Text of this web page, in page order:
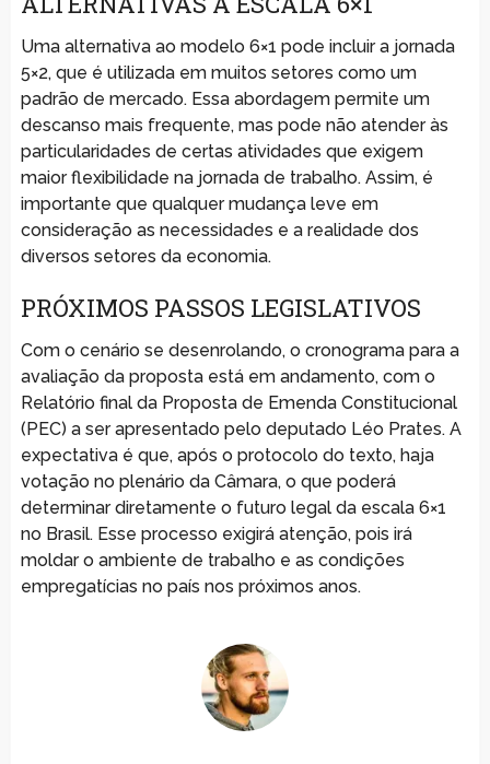
Uma alternativa ao modelo 6×1 pode incluir a jornada
5×2, que é utilizada em muitos setores como um
padrão de mercado. Essa abordagem permite um
descanso mais frequente, mas pode não atender às
particularidades de certas atividades que exigem
maior flexibilidade na jornada de trabalho. Assim, é
importante que qualquer mudança leve em
consideração as necessidades e a realidade dos
diversos setores da economia.
PRÓXIMOS PASSOS LEGISLATIVOS
Com o cenário se desenrolando, o cronograma para a
avaliação da proposta está em andamento, com o
Relatório final da Proposta de Emenda Constitucional
(PEC) a ser apresentado pelo deputado Léo Prates. A
expectativa é que, após o protocolo do texto, haja
votação no plenário da Câmara, o que poderá
determinar diretamente o futuro legal da escala 6×1
no Brasil. Esse processo exigirá atenção, pois irá
moldar o ambiente de trabalho e as condições
empregatícias no país nos próximos anos.